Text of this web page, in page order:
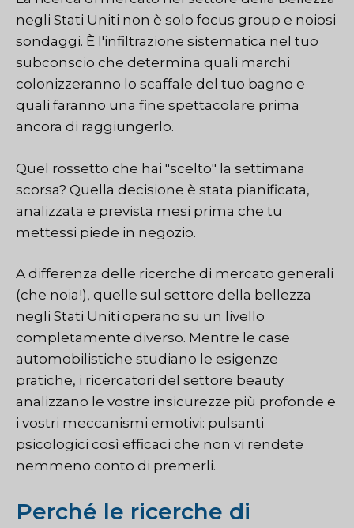
negli Stati Uniti non è solo focus group e noiosi
sondaggi. È l'infiltrazione sistematica nel tuo
subconscio che determina quali marchi
colonizzeranno lo scaffale del tuo bagno e
quali faranno una fine spettacolare prima
ancora di raggiungerlo.
Quel rossetto che hai "scelto" la settimana
scorsa? Quella decisione è stata pianificata,
analizzata e prevista mesi prima che tu
mettessi piede in negozio.
A differenza delle ricerche di mercato generali
(che noia!), quelle sul settore della bellezza
negli Stati Uniti operano su un livello
completamente diverso. Mentre le case
automobilistiche studiano le esigenze
pratiche, i ricercatori del settore beauty
analizzano le vostre insicurezze più profonde e
i vostri meccanismi emotivi: pulsanti
psicologici così efficaci che non vi rendete
nemmeno conto di premerli.
Perché le ricerche di